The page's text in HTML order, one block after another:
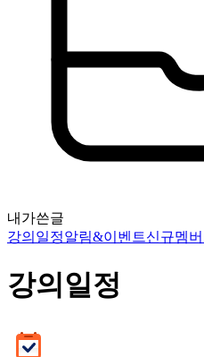
내가쓴글
강의일정알림&이벤트신규멤
강의일정